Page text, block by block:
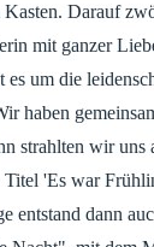
Darauf
mit ganzer
es um die
haben
strahlten wir uns
'Es war
entstand dann